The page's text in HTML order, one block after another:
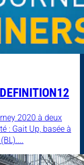
2020 à deux
: Gait Up, basée à